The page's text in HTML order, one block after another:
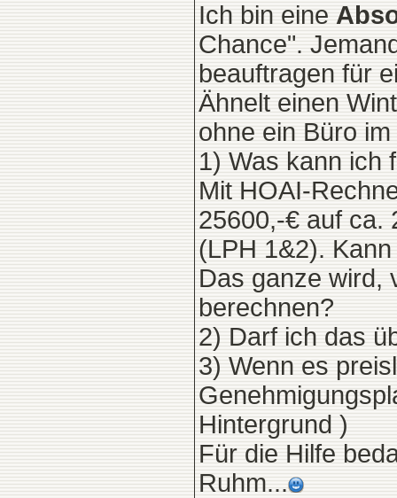
Ich bin eine
Chance".
beauftragen für
Ähnelt einen
ohne ein Büro
1) Was kann ich
Mit HOAI-
25600,-€ auf ca.
(LPH 1&2).
Das ganze wird,
berechnen?
2) Darf ich das
3) Wenn es
Hintergrund )
Für die Hilfe
Ruhm...